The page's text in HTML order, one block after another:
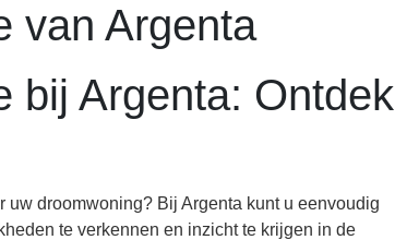
van Argenta
bij Argenta: Ontdek
uw droomwoning? Bij Argenta kunt u eenvoudig
te verkennen en inzicht te krijgen in de